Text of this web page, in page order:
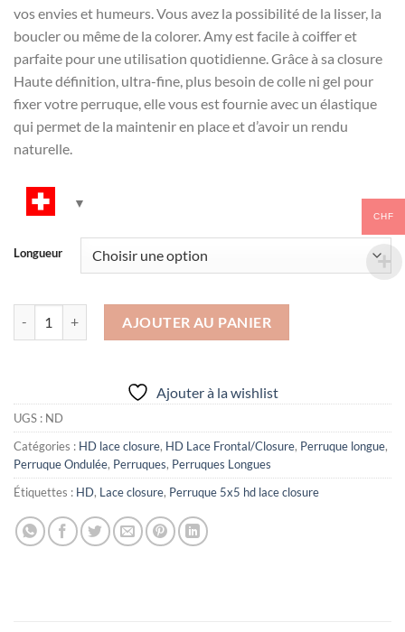
vos envies et humeurs. Vous avez la possibilité de la lisser, la
boucler ou même de la colorer. Amy est facile à coiffer et
parfaite pour une utilisation quotidienne. Grâce à sa closure
Haute définition, ultra-fine, plus besoin de colle ni gel pour
fixer votre perruque, elle vous est fournie avec un élastique
qui permet de la maintenir en place et d’avoir un rendu
naturelle.
Longueur
AJOUTER AU PANIER
Ajouter à la wishlist
UGS : ND
Catégories : HD lace closure, HD Lace Frontal/Closure, Perruque longue,
Perruque Ondulée, Perruques, Perruques Longues
Étiquettes : HD, Lace closure, Perruque 5x5 hd lace closure
CHF